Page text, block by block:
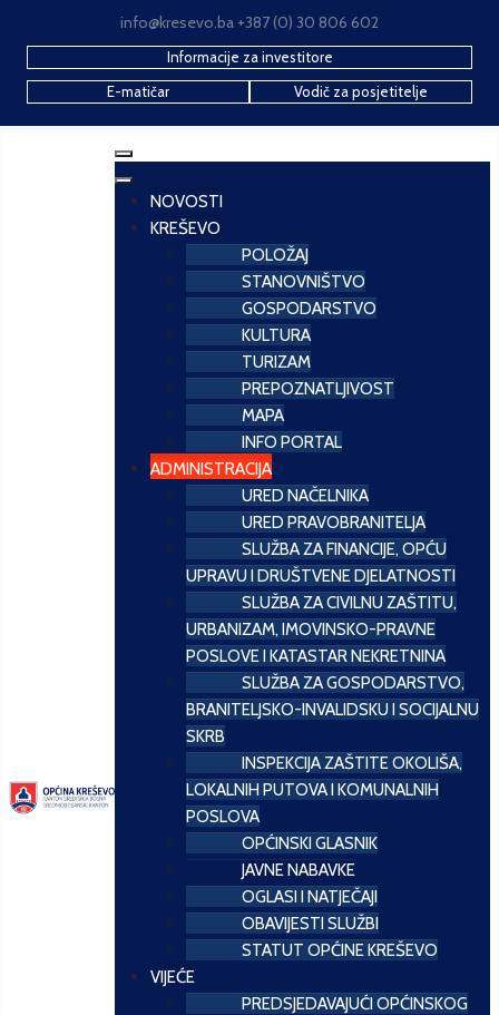
info@kresevo.ba +387 (0) 30 806 602
Informacije za investitore
E-matičar
Vodič za posjetitelje
NOVOSTI
KREŠEVO
POLOŽAJ
STANOVNIŠTVO
GOSPODARSTVO
KULTURA
TURIZAM
PREPOZNATLJIVOST
MAPA
INFO PORTAL
ADMINISTRACIJA
URED NAČELNIKA
URED PRAVOBRANITELJA
SLUŽBA ZA FINANCIJE, OPĆU
UPRAVU I DRUŠTVENE DJELATNOSTI
SLUŽBA ZA CIVILNU ZAŠTITU,
URBANIZAM, IMOVINSKO-PRAVNE
POSLOVE I KATASTAR NEKRETNINA
SLUŽBA ZA GOSPODARSTVO,
BRANITELJSKO-INVALIDSKU I SOCIJALNU
SKRB
INSPEKCIJA ZAŠTITE OKOLIŠA,
LOKALNIH PUTOVA I KOMUNALNIH
POSLOVA
OPĆINSKI GLASNIK
JAVNE NABAVKE
OGLASI I NATJEČAJI
OBAVIJESTI SLUŽBI
STATUT OPĆINE KREŠEVO
VIJEĆE
PREDSJEDAVAJUĆI OPĆINSKOG